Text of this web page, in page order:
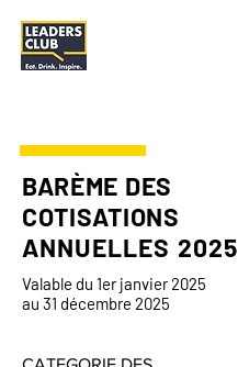
BARÈME DES
COTISATIONS
ANNUELLES 2025
Valable du 1er janvier 2025
au 31 décembre 2025